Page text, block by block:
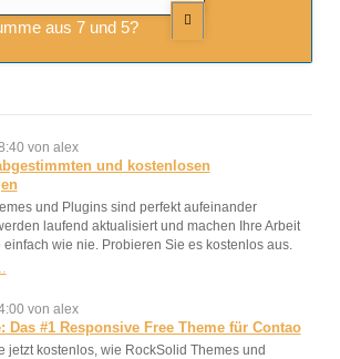
aus 7 und 5?
von alex
und kostenlosen
und Plugins sind perfekt aufeinander
laufend aktualisiert und machen Ihre Arbeit
einfach wie nie. Probieren Sie es kostenlos aus.
abgestimmten
und
von alex
Das #1 Responsive Free Theme für Contao
jetzt kostenlos, wie RockSolid Themes und